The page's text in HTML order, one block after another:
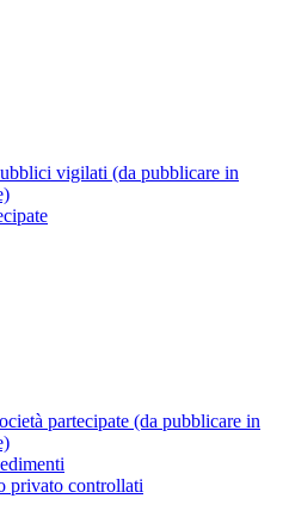
vigilati (da pubblicare in
partecipate (da pubblicare in
privato controllati